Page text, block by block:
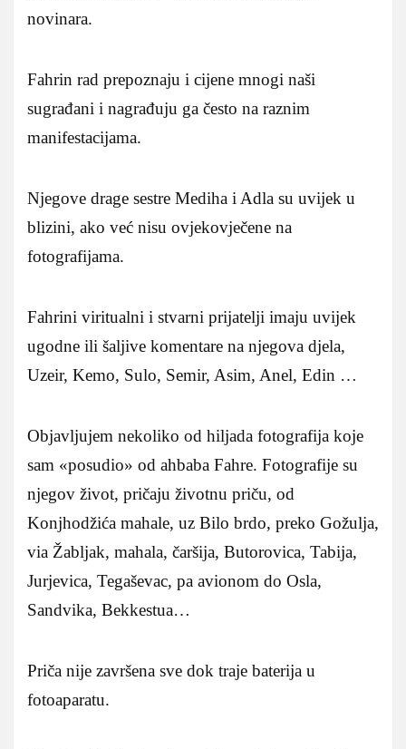
novinara.
Fahrin rad prepoznaju i cijene mnogi naši
sugrađani i nagrađuju ga često na raznim
manifestacijama.
Njegove drage sestre Mediha i Adla su uvijek u
blizini, ako već nisu ovjekovječene na
fotografijama.
Fahrini viritualni i stvarni prijatelji imaju uvijek
ugodne ili šaljive komentare na njegova djela,
Uzeir, Kemo, Sulo, Semir, Asim, Anel, Edin …
Objavljujem nekoliko od hiljada fotografija koje
sam «posudio» od ahbaba Fahre. Fotografije su
njegov život, pričaju životnu priču, od
Konjhodžića mahale, uz Bilo brdo, preko Gožulja,
via Žabljak, mahala, čaršija, Butorovica, Tabija,
Jurjevica, Tegaševac, pa avionom do Osla,
Sandvika, Bekkestua…
Priča nije završena sve dok traje baterija u
fotoaparatu.